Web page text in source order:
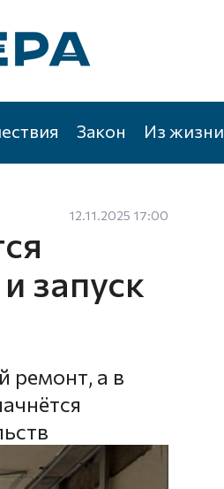
Закон Из жизни
12.11.2025 17:00
запуск
ремонт, а в